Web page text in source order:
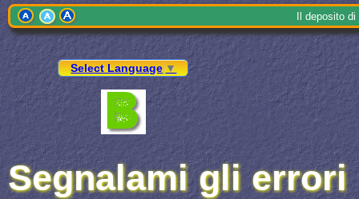
deposito di
Select Language▼
Segnalami gli errori